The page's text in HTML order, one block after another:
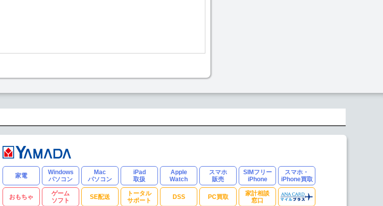
家電
Windows
パソコン
Mac
パソコン
iPad
取扱
Apple
Watch
スマホ
販売
SIMフリー
iPhone
スマホ・
iPhone買取
おもちゃ
ゲーム
ソフト
SE配送
トータル
サポート
DSS PC買取
家計相談
窓口